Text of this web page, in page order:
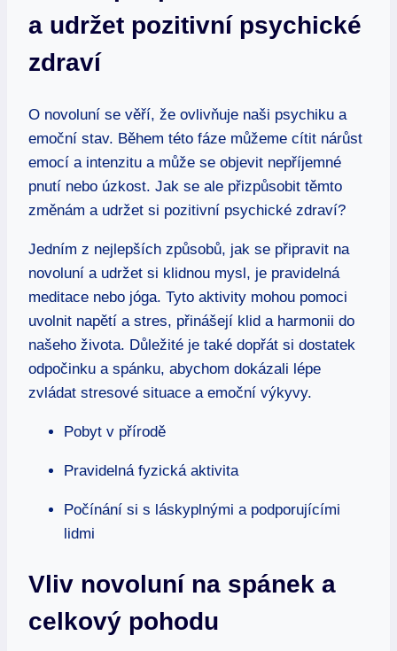
a udržet pozitivní psychické
zdraví
O novoluní se věří, že ovlivňuje naši psychiku a
emoční stav. Během této fáze můžeme cítit nárůst
emocí a intenzitu a může se objevit nepříjemné
pnutí nebo úzkost. Jak se ale přizpůsobit těmto
změnám a udržet si pozitivní psychické zdraví?
Jedním z nejlepších způsobů, jak se připravit na
novoluní a udržet si klidnou mysl, je pravidelná
meditace nebo jóga. Tyto aktivity mohou pomoci
uvolnit napětí a stres, přinášejí klid a harmonii do
našeho života. Důležité je také dopřát si dostatek
odpočinku a spánku, abychom dokázali lépe
zvládat stresové situace a emoční výkyvy.
Pobyt v přírodě
Pravidelná fyzická aktivita
Počínání si s láskyplnými a podporujícími
lidmi
Vliv novoluní na spánek a
celkový pohodu